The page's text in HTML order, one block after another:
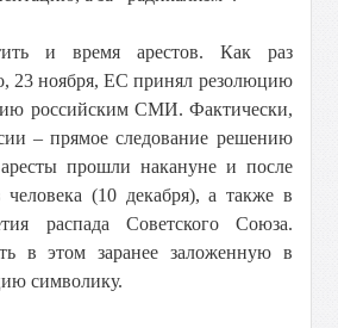
и время арестов. Как раз
23 ноября, ЕС принял резолюцию
российским СМИ. Фактически,
– прямое следование решению
прошли накануне и после
(10 декабря), а также в
распада Советского Союза.
в этом заранее заложенную в
символику.